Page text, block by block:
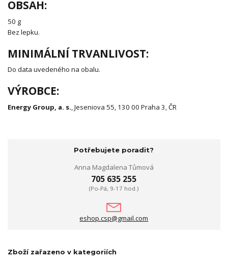
OBSAH:
50 g
Bez lepku.
MINIMÁLNÍ TRVANLIVOST:
Do data uvedeného na obalu.
VÝROBCE:
Energy Group, a. s., Jeseniova 55, 130 00 Praha 3, ČR
Potřebujete poradit?
Anna Magdalena Tůmová
705 635 255
(Po-Pá, 9-17 hod.)
eshop.csp@gmail.com
Zboží zařazeno v kategoriích